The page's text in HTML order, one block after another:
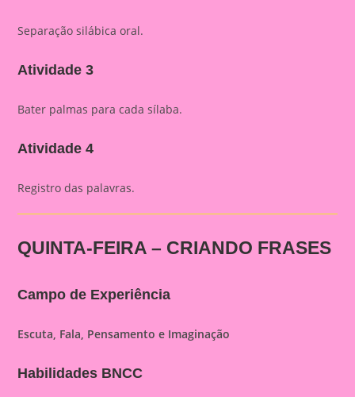
Separação silábica oral.
Atividade 3
Bater palmas para cada sílaba.
Atividade 4
Registro das palavras.
QUINTA-FEIRA – CRIANDO FRASES
Campo de Experiência
Escuta, Fala, Pensamento e Imaginação
Habilidades BNCC